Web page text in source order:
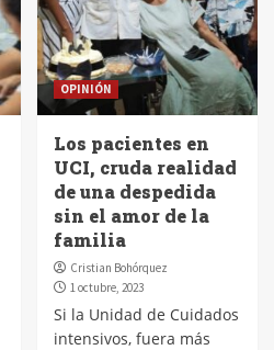
OPINIÓN
Los pacientes en
UCI, cruda realidad
de una despedida
sin el amor de la
familia
Cristian Bohórquez
1 octubre, 2023
Si la Unidad de Cuidados
intensivos, fuera más